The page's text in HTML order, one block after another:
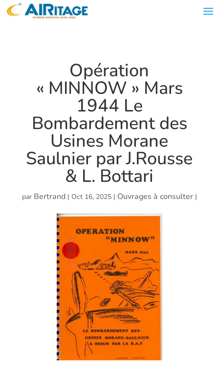
Opération
« MINNOW » Mars
1944 Le
Bombardement des
Usines Morane
Saulnier par J.Rousse
& L. Bottari
par Bertrand| Oct 16, 2025| Ouvrages à consulter|